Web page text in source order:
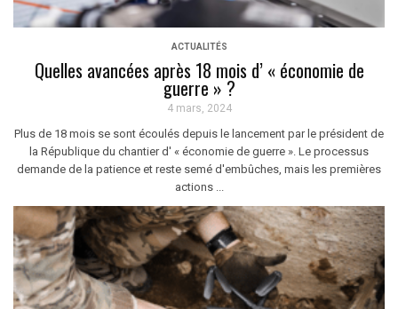
ACTUALITÉS
Quelles avancées après 18 mois d’ « économie de
guerre » ?
4 mars, 2024
Plus de 18 mois se sont écoulés depuis le lancement par le président de
la République du chantier d' « économie de guerre ». Le processus
demande de la patience et reste semé d'embûches, mais les premières
actions ...